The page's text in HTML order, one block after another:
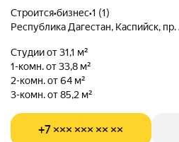
Строится•бизнес•1 (1)
Республика Дагестан, Каспийск,
Студии от 31,1 м²
1-комн. от 33,8 м²
2-комн. от 64 м²
3-комн. от 85,2 м²
+7 ××× ××× ×× ××